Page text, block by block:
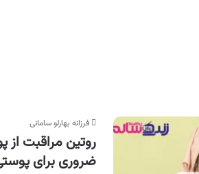
فرزانه بهارلو سامانی
ضروری برای